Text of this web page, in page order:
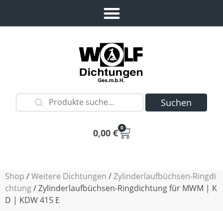
Suchen
0,00 € 0
Shop /Weitere Dichtungen /Zylinderlaufbüchsen-Ringdi
chtung/ Zylinderlaufbüchsen-Ringdichtung für MWM | K
D | KDW 415 E